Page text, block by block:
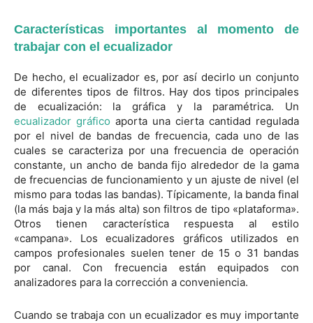
Características importantes al momento de
trabajar con el ecualizador
De hecho, el ecualizador es, por así decirlo un conjunto
de diferentes tipos de filtros. Hay dos tipos principales
de ecualización: la gráfica y la paramétrica. Un
ecualizador gráfico aporta una cierta cantidad regulada
por el nivel de bandas de frecuencia, cada uno de las
cuales se caracteriza por una frecuencia de operación
constante, un ancho de banda fijo alrededor de la gama
de frecuencias de funcionamiento y un ajuste de nivel (el
mismo para todas las bandas). Típicamente, la banda final
(la más baja y la más alta) son filtros de tipo «plataforma».
Otros tienen característica respuesta al estilo
«campana». Los ecualizadores gráficos utilizados en
campos profesionales suelen tener de 15 o 31 bandas
por canal. Con frecuencia están equipados con
analizadores para la corrección a conveniencia.
Cuando se trabaja con un ecualizador es muy importante